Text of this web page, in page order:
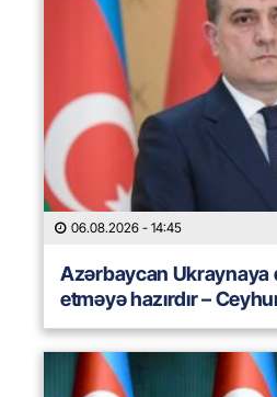
06.08.2026 - 14:45
Azərbaycan Ukraynaya
etməyə hazırdır –